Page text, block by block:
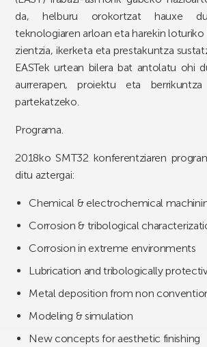
da, helburu orokortzat hauxe
teknologiaren arloan eta harekin loturiko
zientzia, ikerketa eta prestakuntza
EASTek urtean bilera bat antolatu ohi
aurrerapen, proiektu eta berrikuntza
partekatzeko.
Programa.
2018ko SMT32 konferentziaren
ditu aztergai:
Chemical & electrochemical
Corrosion & tribological
Corrosion in extreme environments
Lubrication and tribologically
Metal deposition from non
Modeling & simulation
New concepts for aesthetic finishing